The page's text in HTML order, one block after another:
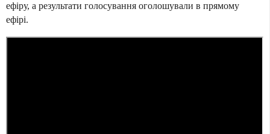
ефіру, а результати голосування оголошували в прямому
ефірі.